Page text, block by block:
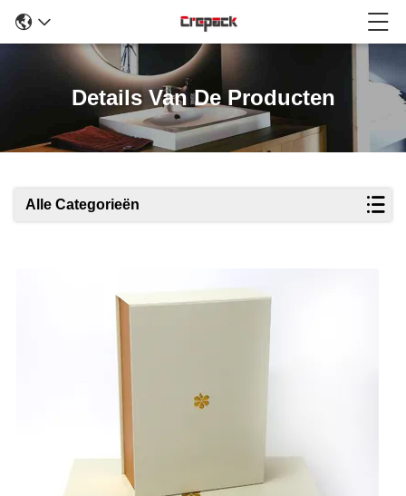
Details Van De Producten
Alle Categorieën